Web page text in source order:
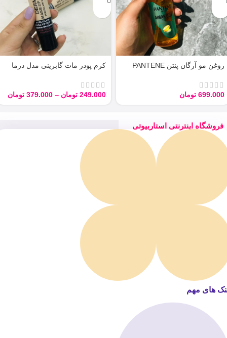
روغن مو آرگان پنتن PANTENE
699.000 تومان
کرم پودر مات گابرینی مدل درما
249.000 تومان –
379.000 تومان
فروشگاه اینترنتی استاربیوتی
های مهم